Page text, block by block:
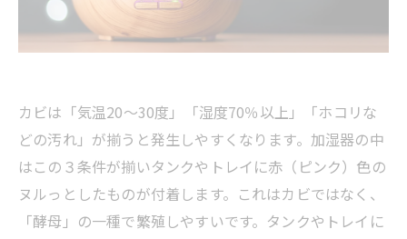
カビは「気温20～30度」「湿度70％以上」「ホコリな
どの汚れ」が揃うと発生しやすくなります。加湿器の中
はこの３条件が揃いタンクやトレイに赤（ピンク）色の
ヌルっとしたものが付着します。これはカビではなく、
「酵母」の一種で繁殖しやすいです。タンクやトレイに